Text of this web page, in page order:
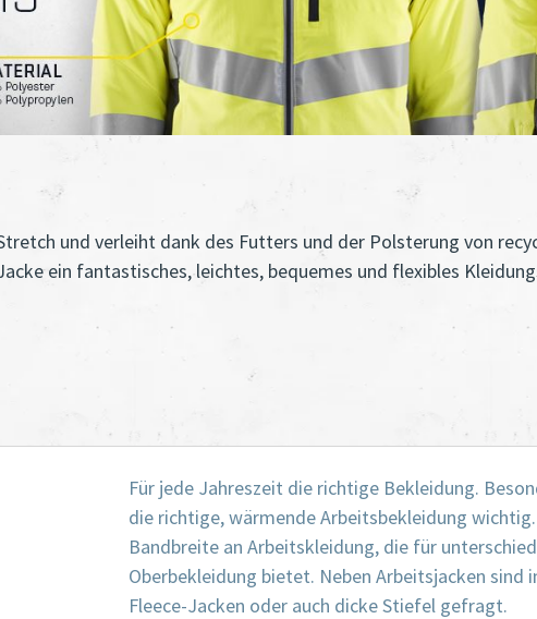
und verleiht dank des Futters und der Polsterung von
ein fantastisches, leichtes, bequemes und flexibles
Für jede Jahreszeit die richtige Bekleidung.
die richtige, wärmende Arbeitsbekleidung
Bandbreite an Arbeitskleidung, die für
Oberbekleidung bietet. Neben Arbeitsjacken sind
Fleece-Jacken oder auch dicke Stiefel gefragt.